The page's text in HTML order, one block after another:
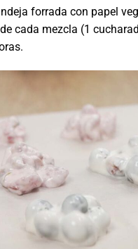
forrada con papel
cada mezcla (1
.